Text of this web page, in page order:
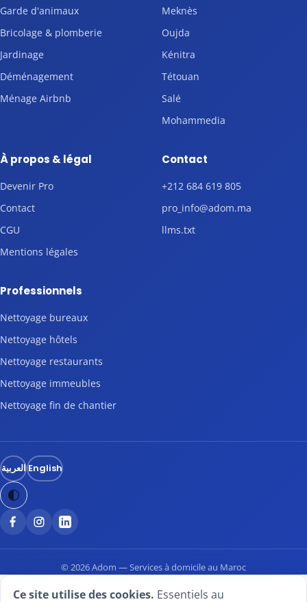
Garde d'animaux
Bricolage & plomberie
Jardinage
Déménagement
Ménage Airbnb
Meknès
Oujda
Kénitra
Tétouan
Salé
Mohammedia
À propos & légal
Devenir Pro
Contact
CGU
Mentions légales
Contact
+212 684 619 805
pro_info@adom.ma
llms.txt
Professionnels
Nettoyage bureaux
Nettoyage hôtels
Nettoyage restaurants
Nettoyage immeubles
Nettoyage fin de chantier
العربية English
© 2026 Adom — Services à domicile au Maroc
Ce site utilise des cookies. Essentiels au